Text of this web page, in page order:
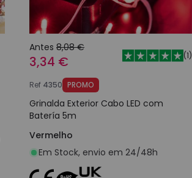
Antes 8,08 €
3,34 € (1)
Ref 4350 PROMO
Grinalda Exterior Cabo LED com
Batería 5m
Vermelho
Em Stock, envio em 24/48h